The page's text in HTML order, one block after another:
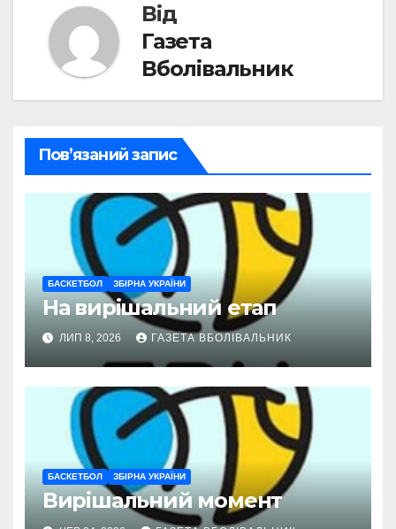
Від
Газета
Вболівальник
Пов’язаний запис
БАСКЕТБОЛ ЗБІРНА УКРАЇНИ
На вирішальний етап
ЛИП 8, 2026 ГАЗЕТА ВБОЛІВАЛЬНИК
БАСКЕТБОЛ ЗБІРНА УКРАЇНИ
Вирішальний момент